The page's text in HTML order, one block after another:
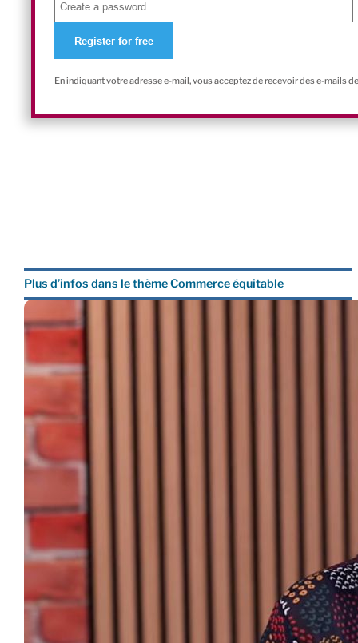
En indiquant votre adresse e-mail, vous acceptez de recevoir des e-mails
Plus d’infos dans le thème Commerce équitable